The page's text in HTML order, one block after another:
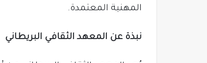
المهنية المعتمدة.
نبذة عن المعهد الثقافي البريطاني